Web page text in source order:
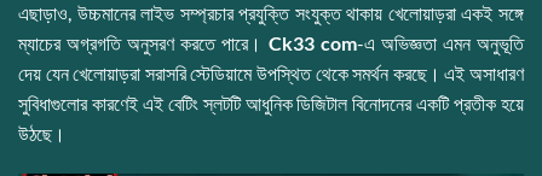
এছাড়াও, উচ্চমানের লাইভ সম্প্রচার প্রযুক্তি সংযুক্ত থাকায় খেলোয়াড়রা একই সঙ্গে
ম্যাচের অগ্রগতি অনুসরণ করতে পারে। Ck33 com-এ অভিজ্ঞতা এমন অনুভূতি
দেয় যেন খেলোয়াড়রা সরাসরি স্টেডিয়ামে উপস্থিত থেকে সমর্থন করছে। এই অসাধারণ
সুবিধাগুলোর কারণেই এই বেটিং স্লটটি আধুনিক ডিজিটাল বিনোদনের একটি প্রতীক হয়ে
উঠছে।